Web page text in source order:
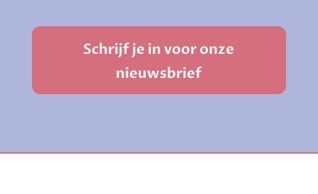
Schrijf je in voor onze
nieuwsbrief